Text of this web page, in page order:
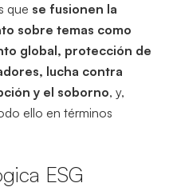
que se fusionen la
sobre temas como
global, protección de
lucha contra
y el soborno, y,
ello en términos
ESG